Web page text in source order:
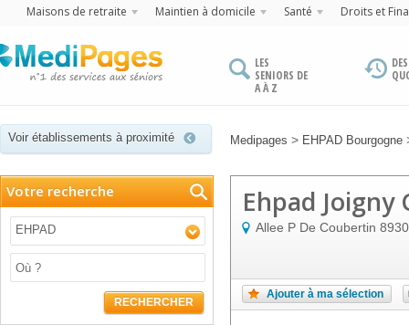
Maisons de retraite Maintien à domicile Santé Droits et
LES
SENIORS DE
A À Z
Voir établissements à proximité Medipages > EHPAD Bourgogne
Votre recherche
EHPAD
RECHERCHER
Ehpad Joigny
Allee P De Coubertin
Ajouter à ma sélection